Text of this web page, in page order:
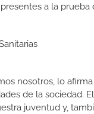
a la prueba
nosotros, lo
de la sociedad.
juventud y,